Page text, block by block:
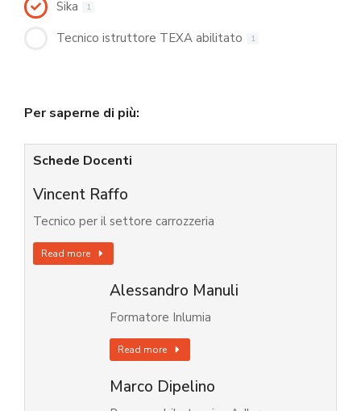
Sika 1
Tecnico istruttore TEXA abilitato 1
Per saperne di più:
Schede Docenti
Vincent Raffo
Tecnico per il settore carrozzeria
Read more
Alessandro Manuli
Formatore Inlumia
Read more
Marco Dipelino